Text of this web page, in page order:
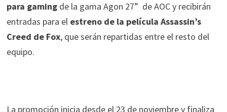
para gamingde la gama Agon 27” de AOC y recibirán
entradas para el estreno de la película Assassin’s
Creed de Fox, que serán repartidas entre el resto del
equipo.
La promoción inicia desde el 23 de noviembre y finaliza